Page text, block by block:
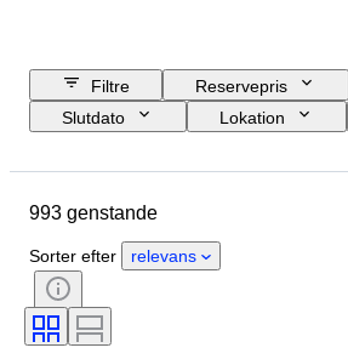
Filtre Reservepris
Slutdato
Lokation
Ekstra tilbehør
Farve
Testet og fungerer
993 genstande
Sorter efter relevans